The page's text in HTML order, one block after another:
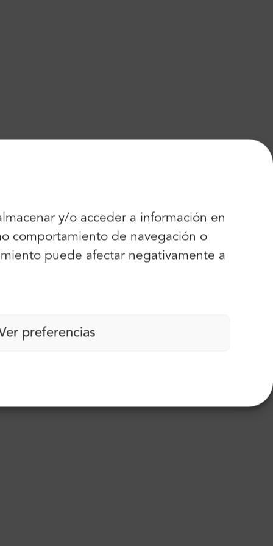
y/o acceder a información en
comportamiento de navegación o
puede afectar negativamente a
preferencias